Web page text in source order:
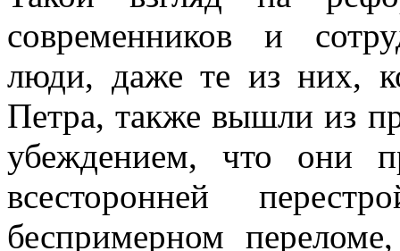
современников и
люди, даже те из них,
Петра, также вышли из
убеждением, что они
всесторонней
беспримерном